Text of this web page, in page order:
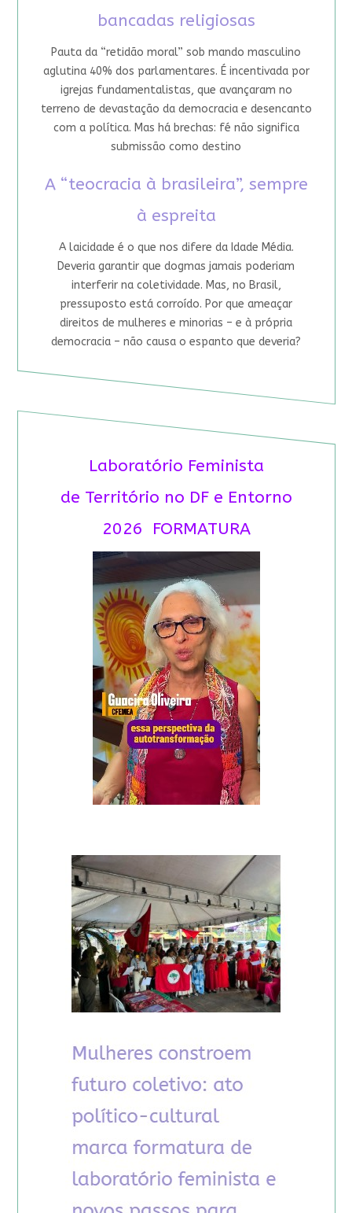
bancadas religiosas
Pauta da “retidão moral” sob mando masculino
aglutina 40% dos parlamentares. É incentivada por
igrejas fundamentalistas, que avançaram no
terreno de devastação da democracia e desencanto
com a política. Mas há brechas: fé não significa
submissão como destino
A “teocracia à brasileira”, sempre
à espreita
A laicidade é o que nos difere da Idade Média.
Deveria garantir que dogmas jamais poderiam
interferir na coletividade. Mas, no Brasil,
pressuposto está corroído. Por que ameaçar
direitos de mulheres e minorias – e à própria
democracia – não causa o espanto que deveria?
Laboratório Feminista
de Território no DF e Entorno
2026 FORMATURA